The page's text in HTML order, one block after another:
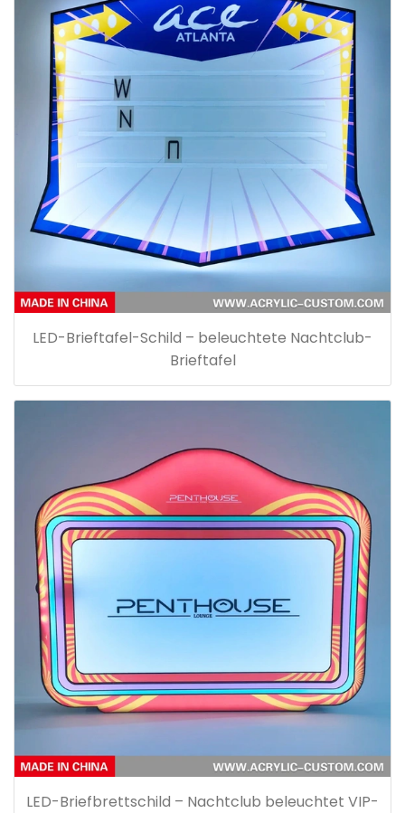
LED-Brieftafel-Schild – beleuchtete Nachtclub-
Brieftafel
LED-Briefbrettschild – Nachtclub beleuchtet VIP-